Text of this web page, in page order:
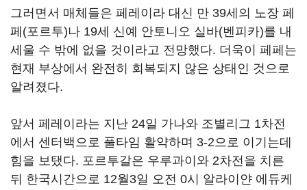
그러면서 매체들은 페레이라 대신 만 39세의 노장 페
페(포르투)나 19세 신예 안토니오 실바(벤피카)를 내
세울 수 밖에 없을 것이라고 전망했다. 더욱이 페페는
현재 부상에서 완전히 회복되지 않은 상태인 것으로
알려졌다.
앞서 페레이라는 지난 24일 가나와 조별리그 1차전
에서 센터백으로 풀타임 활약하며 3-2으로 이기는데
힘을 보탰다. 포르투갈은 우루과이와 2차전을 치른
뒤 한국시간으로 12월3일 오전 0시 알라이얀 에듀케